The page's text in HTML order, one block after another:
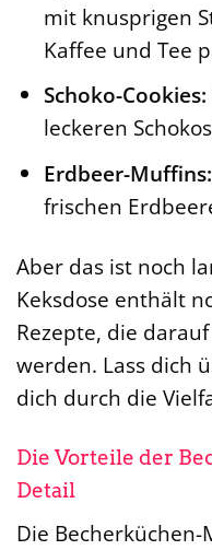
mit knusprigen
Kaffee und Tee
Schoko-Cookies:
leckeren
Erdbeer-Muffins:
frischen
Aber das ist noch
Keksdose enthält
Rezepte, die
werden. Lass dich
dich durch die
Die Vorteile der
Detail
Die